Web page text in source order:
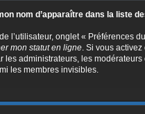
nom d’apparaître dans la liste
l’utilisateur, onglet « Préférences
mon statut en ligne. Si vous
les administrateurs, les modérateurs
les membres invisibles.